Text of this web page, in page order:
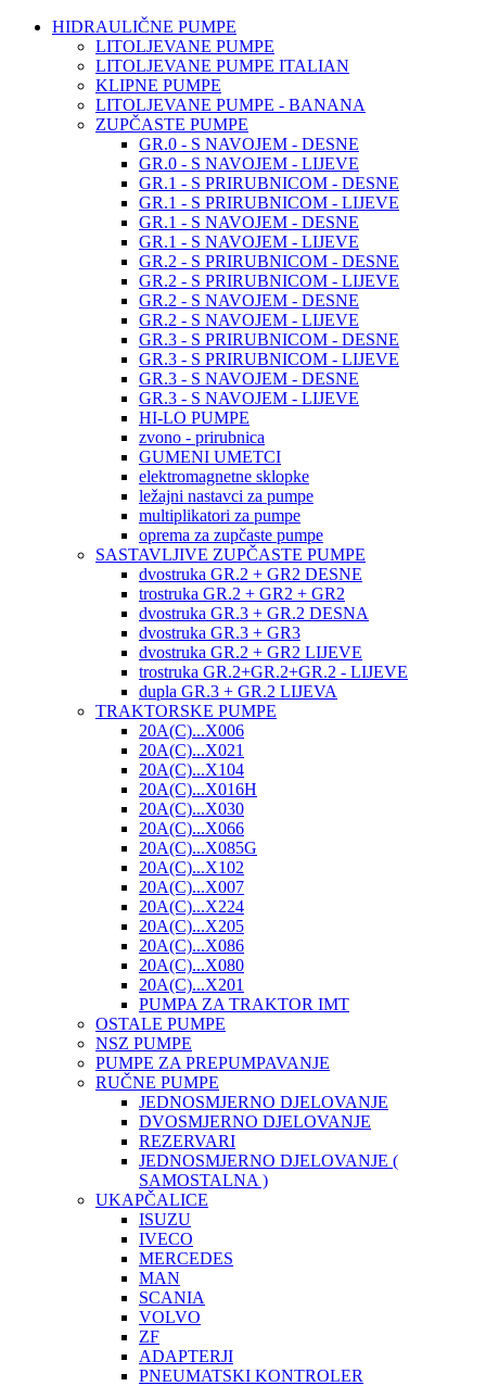
HIDRAULIČNE PUMPE
LITOLJEVANE PUMPE
LITOLJEVANE PUMPE ITALIAN
KLIPNE PUMPE
LITOLJEVANE PUMPE - BANANA
ZUPČASTE PUMPE
GR.0 - S NAVOJEM - DESNE
GR.0 - S NAVOJEM - LIJEVE
GR.1 - S PRIRUBNICOM - DESNE
GR.1 - S PRIRUBNICOM - LIJEVE
GR.1 - S NAVOJEM - DESNE
GR.1 - S NAVOJEM - LIJEVE
GR.2 - S PRIRUBNICOM - DESNE
GR.2 - S PRIRUBNICOM - LIJEVE
GR.2 - S NAVOJEM - DESNE
GR.2 - S NAVOJEM - LIJEVE
GR.3 - S PRIRUBNICOM - DESNE
GR.3 - S PRIRUBNICOM - LIJEVE
GR.3 - S NAVOJEM - DESNE
GR.3 - S NAVOJEM - LIJEVE
HI-LO PUMPE
zvono - prirubnica
GUMENI UMETCI
elektromagnetne sklopke
ležajni nastavci za pumpe
multiplikatori za pumpe
oprema za zupčaste pumpe
SASTAVLJIVE ZUPČASTE PUMPE
dvostruka GR.2 + GR2 DESNE
trostruka GR.2 + GR2 + GR2
dvostruka GR.3 + GR.2 DESNA
dvostruka GR.3 + GR3
dvostruka GR.2 + GR2 LIJEVE
trostruka GR.2+GR.2+GR.2 - LIJEVE
dupla GR.3 + GR.2 LIJEVA
TRAKTORSKE PUMPE
20A(C)...X006
20A(C)...X021
20A(C)...X104
20A(C)...X016H
20A(C)...X030
20A(C)...X066
20A(C)...X085G
20A(C)...X102
20A(C)...X007
20A(C)...X224
20A(C)...X205
20A(C)...X086
20A(C)...X080
20A(C)...X201
PUMPA ZA TRAKTOR IMT
OSTALE PUMPE
NSZ PUMPE
PUMPE ZA PREPUMPAVANJE
RUČNE PUMPE
JEDNOSMJERNO DJELOVANJE
DVOSMJERNO DJELOVANJE
REZERVARI
JEDNOSMJERNO DJELOVANJE (
SAMOSTALNA )
UKAPČALICE
ISUZU
IVECO
MERCEDES
MAN
SCANIA
VOLVO
ZF
ADAPTERJI
PNEUMATSKI KONTROLER